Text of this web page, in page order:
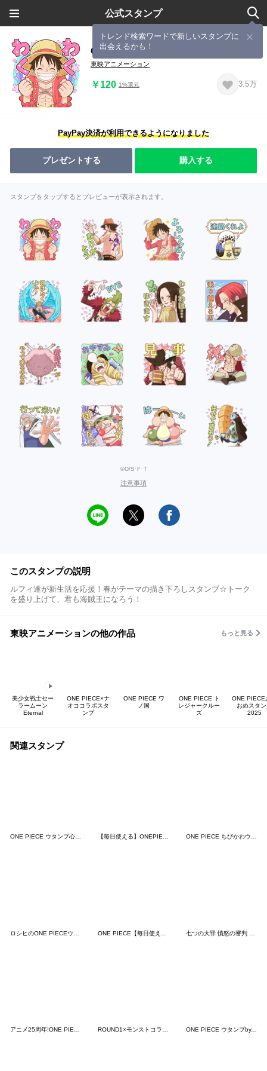
公式スタンプ
トレンド検索ワードで新しいスタンプに
出会えるかも！
ONE PIECE 応援スタンプ
東映アニメーション
￥120 1%還元 3.5万
PayPay決済が利用できるようになりました
プレゼントする 購入する
スタンプをタップするとプレビューが表示されます。
©O/S･F･T
注意事項
このスタンプの説明
ルフィ達が新生活を応援！春がテーマの描き下ろしスタンプ☆トーク
を盛り上げて、君も海賊王になろう！
東映アニメーションの他の作品 もっと見る
美少女戦士セー
ラームーン
Eternal
ONE PIECE×ナ
オココラボスタ
ンプ
ONE PIECE ワ
ノ国
ONE PIECE ト
レジャークルー
ズ
ONE PIECE
おめスタ
2025
関連スタンプ
ONE PIECE ウタンプ心にぐっとくる言葉 【毎日使える】ONEPIECEウタンプ ONE PIECE ちびかわウタンプ
ONE PIECE ウタンプby.igarashi yuri